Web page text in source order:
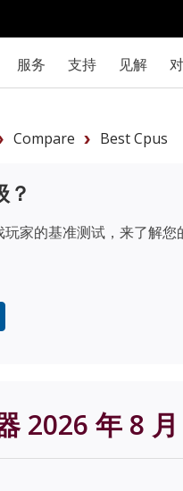
服务 支持 见解
Compare Best Cpus
？
家的基准测试，来了解您
2026 年 8 月